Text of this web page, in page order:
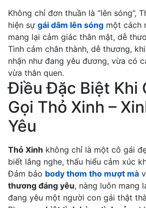
Không chỉ đơn thuần là “lên sóng”,
hiện sự gái dâm lên sóng một cách
mang lại cảm giác thân mật, dễ
Tình cảm chân thành, dễ thương,
nhận như đang yêu đương, vừa có
vừa thân quen.
Điều Đặc Biệt Khi
Gọi Thỏ Xinh –
Yêu
Thỏ Xinh không chỉ là một cô gái
biết lắng nghe, thấu hiểu cảm xúc
Đảm bảo body thơm tho mượt mà
thương đáng yêu, nàng luôn mang
đang yêu một người con gái thật